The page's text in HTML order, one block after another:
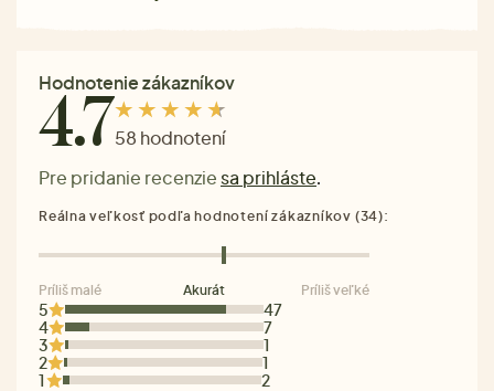
Hodnotenie zákazníkov
4.758 hodnotení
Pre pridanie recenzie sa prihláste.
5
47
4
7
3
1
2
1
1
2
Reálna veľkosť podľa hodnotení zákazníkov (34):
Príliš malé Akurát Príliš veľké